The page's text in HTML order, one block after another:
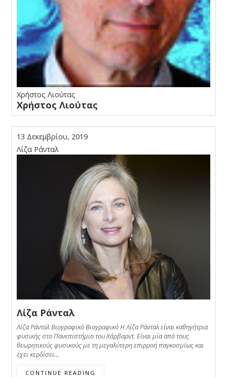
Χρήστος Λιούτας
Χρήστος Λιούτας
13 Δεκεμβρίου, 2019
Λίζα Ράνταλ
Λίζα Ράνταλ
Λίζα Ράνταλ Βιογραφικό Βιογραφικό Η Λίζα Ράνταλ είναι καθηγήτρια
φυσικής στο Πανεπιστήμιο του Χάρβαρντ. Είναι μία από τους
θεωρητικούς φυσικούς με τη μεγαλύτερη επιρροή παγκοσμίως και
έχει κερδίσει…
CONTINUE READING